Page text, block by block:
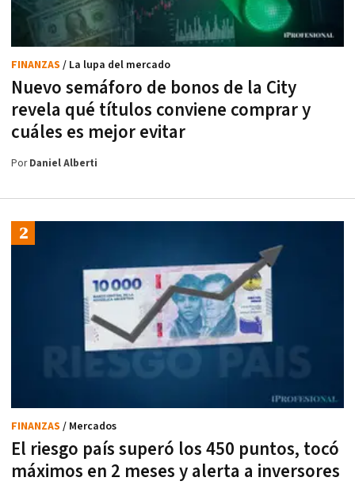
Nuevo semáforo de bonos de la City
revela qué títulos conviene comprar y
cuáles es mejor evitar
FINANZAS / La lupa del mercado
PorDaniel Alberti
El riesgo país superó los 450 puntos, tocó
máximos en 2 meses y alerta a inversores
FINANZAS / Mercados